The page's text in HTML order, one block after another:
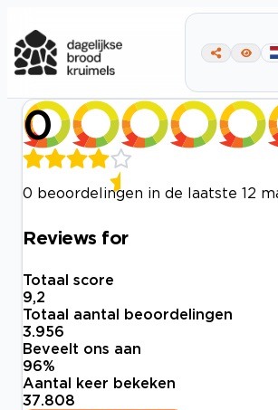
0
0 beoordelingen in de laatste 12
Reviews for
Totaal score
9,2
Totaal aantal beoordelingen
3.956
Beveelt ons aan
96%
Aantal keer bekeken
37.808